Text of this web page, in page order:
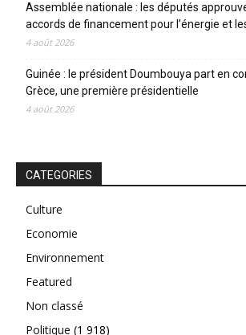
Assemblée nationale : les députés
accords de financement pour l’énergie et
4 août 2026
Guinée : le président Doumbouya part en
Grèce, une première présidentielle
4 août 2026
CATEGORIES
Culture
Economie
Environnement
Featured
Non classé
Politique (1 918)